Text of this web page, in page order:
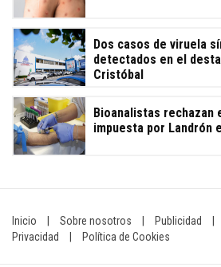
Dos casos de viruela
detectados en el
Cristóbal
Bioanalistas
impuesta por Landrón
Inicio Sobre nosotros Publicidad
Privacidad
Política de Cookies